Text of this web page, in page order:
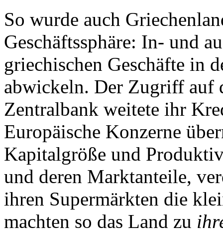
So wurde auch
Geschäftssphäre: In- und
griechischen Geschäfte in
abwickeln. Der Zugriff auf
Zentralbank weitete ihr
Europäische Konzerne
Kapitalgröße und
und deren Marktanteile,
ihren Supermärkten die
machten so das Land zu